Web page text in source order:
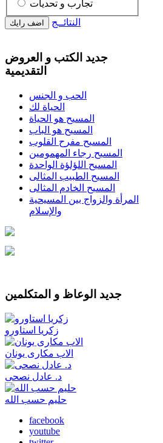
النتائــج
جديد الكتب و العروض
التقديمية
الحب و الجنس
الحياة لك
المسيح هو الحياة
المسيح هو الباب
المسيح مفرح القلوب
المسيح رجاء المهمومين
المسيح اللؤلؤة الواحدة
المسيح الطبيب المثالى
المسيح الخادم المثالى
المرأة والزواج بين المسيحية
والإسلام
جديد الوعاظ و المتكلمين
زكريا استاورو
الاب مكارى يونان
د. عادل نصحى
حليم حسب الله
facebook
youtube